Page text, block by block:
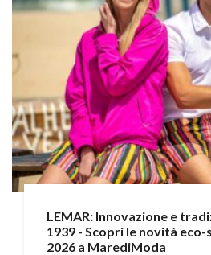
LEMAR: Innovazione e
1939 - Scopri le novità
2026 a MarediModa